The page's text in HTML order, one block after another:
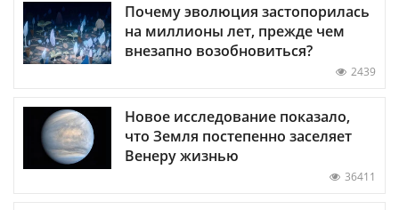
Почему эволюция застопорилась
на миллионы лет, прежде чем
внезапно возобновиться?
2439
Новое исследование показало,
что Земля постепенно заселяет
Венеру жизнью
36411